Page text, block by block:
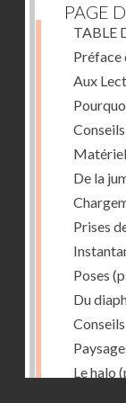
PAGE
TABLE
Préface
Aux
De la
Prises
Poses
Du
Le halo